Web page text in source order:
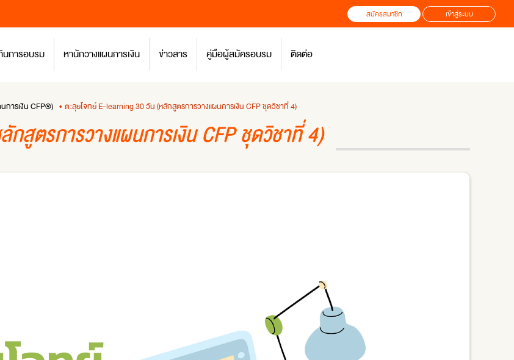
สมัครสมาชิก เข้าสู่ระบบ
การอบรม หานักวางแผนการเงิน ข่าวสาร คู่มือผู้สมัครอบรม ติดต่อ
การเงิน CFP®) • ตะลุยโจทย์ E-learning 30 วัน (หลักสูตรการวางแผนการเงิน CFP ชุดวิชาที่ 4)
สูตรการวางแผนการเงิน CFP ชุดวิชาที่ 4)